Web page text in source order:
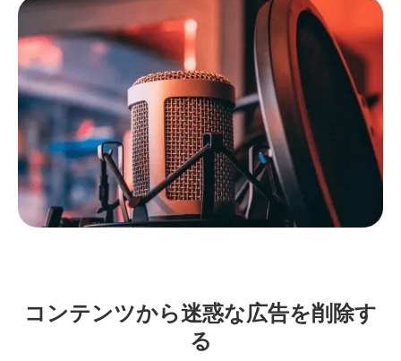
コンテンツから迷惑な広告を削除す
る